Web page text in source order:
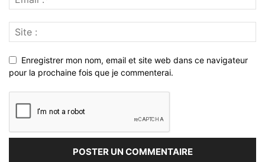
Enregistrer mon nom, email et site web dans ce navigateur
pour la prochaine fois que je commenterai.